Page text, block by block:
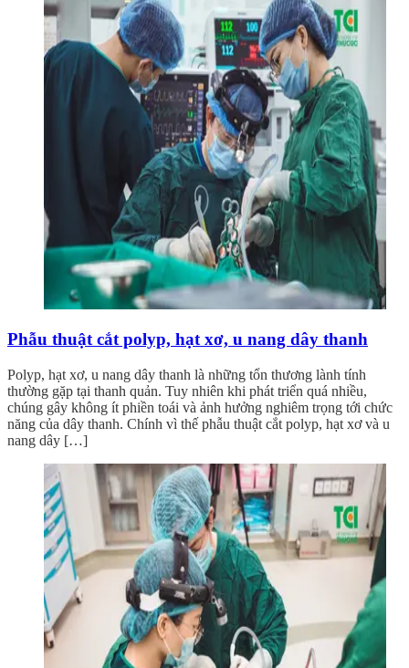
Phẫu thuật cắt polyp, hạt xơ, u nang dây thanh
Polyp, hạt xơ, u nang dây thanh là những tổn thương lành tính
thường gặp tại thanh quản. Tuy nhiên khi phát triển quá nhiều,
chúng gây không ít phiền toái và ảnh hưởng nghiêm trọng tới chức
năng của dây thanh. Chính vì thế phẫu thuật cắt polyp, hạt xơ và u
nang dây […]